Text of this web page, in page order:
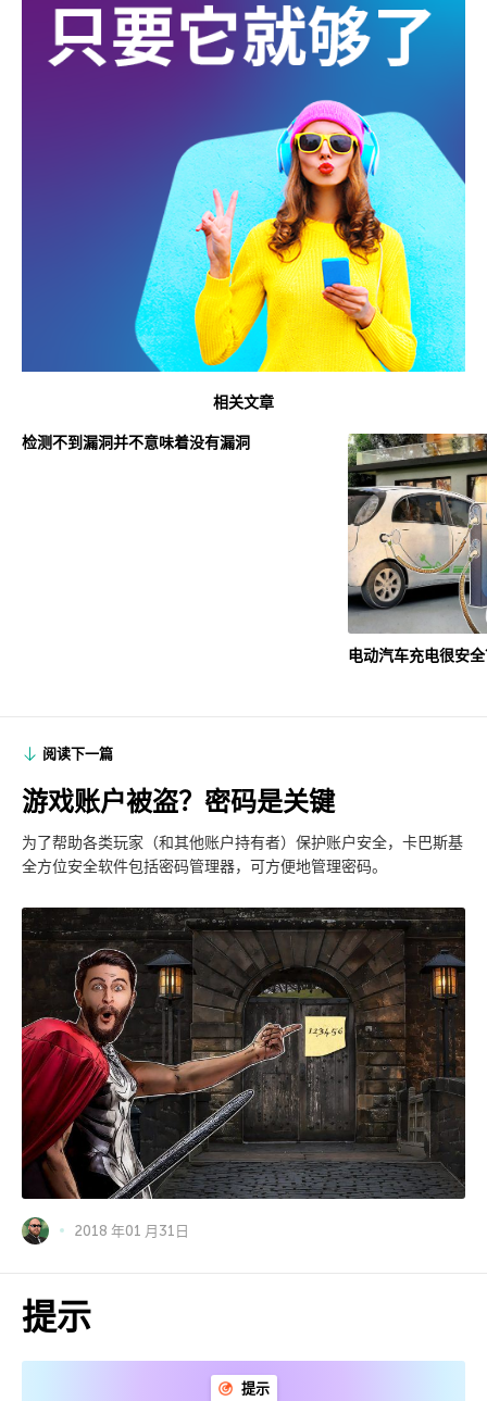
相关文章
检测不到漏洞并不意味着没有漏洞
电动汽车充电很安
阅读下一篇
游戏账户被盗？密码是关键
为了帮助各类玩家（和其他账户持有者）保护账户安全，卡巴斯基
全方位安全软件包括密码管理器，可方便地管理密码。
2018 年01 月31日
提示
提示